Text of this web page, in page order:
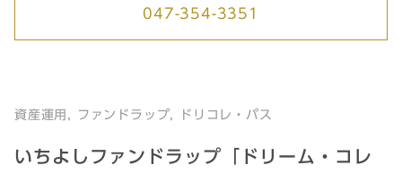
047-354-3351
資産運用, ファンドラップ, ドリコレ・パス
いちよしファンドラップ「ドリーム・コレ